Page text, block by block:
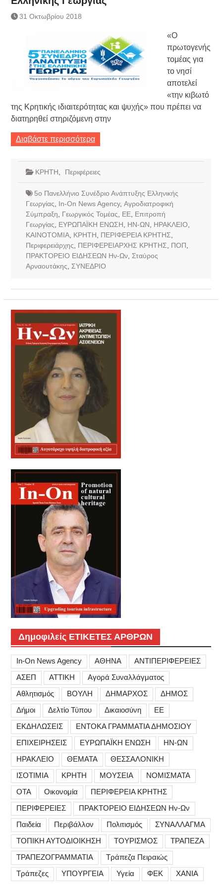
Ημερήσιο Δελτίο Τιμών
Συναλλάγματος &
Τραπεζογραμματίων 7-3-2019
Ημερήσιο Δελτίο Τιμών
Συναλλάγματος &
Τραπεζογραμματίων 4-3-2019
Κάθοδος αγροτών
31 Οκτωβρίου 2018
«Ο
πρωτογενής
τομέας για
το νησί
αποτελεί
«την κιβωτό
της Κρητικής ιδιαιτερότητας και ψυχής» που πρέπει να
διατηρηθεί στηριζόμενη στην
Διαβάστε περισσότερα
ΚΡΗΤΗ Περιφέρειες
5ο Πανελλήνιο Συνέδριο Ανάπτυξης Ελληνικής
Γεωργίας
In-On News Agency, Αγροδιατροφική
Σύμπραξη
Γεωργικός Τομέας ΕΕ, Επιτροπή
Γεωργίας
ΕΥΡΩΠΑΪΚΗ ΕΝΩΣΗ ΗΝ-ΩΝ ΗΡΑΚΛΕΙΟ
ΚΑΙΝΟΤΟΜΙΑ, ΚΡΗΤΗ ΠΕΡΙΦΕΡΕΙΑ ΚΡΗΤΗΣ
Περιφερειάρχης
ΠΕΡΙΦΕΡΕΙΑΡΧΗΣ ΚΡΗΤΗΣ ΠΟΠ
ΠΡΑΚΤΟΡΕΙΟ ΕΙΔΗΣΕΩΝ Ην-Ων, Σταύρος
Αρναουτάκης
ΣΥΝΕΔΡΙΟ
Δημοφιλείς ΕΤΙΚΕΤΕΣ ΑΡΘΡΩΝ
In-On News Agency ΑΘΗΝΑ
ΑΝΤΙΠΕΡΙΦΕΡΕΙΕΣ
ΑΣΕΠ
ΑΤΤΙΚΗ
Αγορά Συναλλάγματος
Αθλητισμός
ΒΟΥΛΗ ΔΗΜΑΡΧΟΣ
ΔΗΜΟΣ
Δήμοι
Δελτίο Τύπου Δικαιοσύνη
ΕΕ
ΕΚΔΗΛΩΣΕΙΣ
ΕΝΤΟΚΑ ΓΡΑΜΜΑΤΙΑ ΔΗΜΟΣΙΟΥ
ΕΠΙΧΕΙΡΗΣΕΙΣ
ΕΥΡΩΠΑΪΚΗ ΕΝΩΣΗ
ΗΝ-ΩΝ
ΗΡΑΚΛΕΙΟ
ΘΕΜΑΤΑ
ΘΕΣΣΑΛΟΝΙΚΗ
ΙΣΟΤΙΜΙΑ
ΚΡΗΤΗ ΜΟΥΣΕΙΑ
ΝΟΜΙΣΜΑΤΑ
ΟΤΑ
Οικονομία
ΠΕΡΙΦΕΡΕΙΑ ΚΡΗΤΗΣ
ΠΕΡΙΦΕΡΕΙΕΣ
ΠΡΑΚΤΟΡΕΙΟ ΕΙΔΗΣΕΩΝ Ην-Ων
Παιδεία
Περιβάλλον Πολιτισμός
ΣΥΝΑΛΛΑΓΜΑ
ΤΟΠΙΚΗ ΑΥΤΟΔΙΟΙΚΗΣΗ
ΤΟΥΡΙΣΜΟΣ
ΤΡΑΠΕΖΑ
ΤΡΑΠΕΖΟΓΡΑΜΜΑΤΙΑ
Τράπεζα Πειραιώς
Τράπεζες
ΥΠΟΥΡΓΕΙΑ Υγεία ΦΕΚ ΧΑΝΙΑ